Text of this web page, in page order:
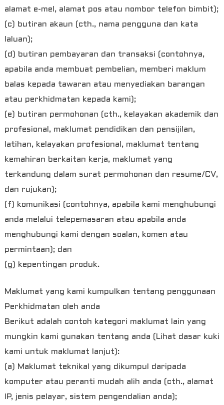
alamat e-mel, alamat pos atau nombor telefon bimbit);
(c) butiran akaun (cth., nama pengguna dan kata
laluan);
(d) butiran pembayaran dan transaksi (contohnya,
apabila anda membuat pembelian, memberi maklum
balas kepada tawaran atau menyediakan barangan
atau perkhidmatan kepada kami);
(e) butiran permohonan (cth., kelayakan akademik dan
profesional, maklumat pendidikan dan pensijilan,
latihan, kelayakan profesional, maklumat tentang
kemahiran berkaitan kerja, maklumat yang
terkandung dalam surat permohonan dan resume/CV,
dan rujukan);
(f) komunikasi (contohnya, apabila kami menghubungi
anda melalui telepemasaran atau apabila anda
menghubungi kami dengan soalan, komen atau
permintaan); dan
(g) kepentingan produk.
Maklumat yang kami kumpulkan tentang penggunaan
Perkhidmatan oleh anda
Berikut adalah contoh kategori maklumat lain yang
mungkin kami gunakan tentang anda (Lihat dasar kuki
kami untuk maklumat lanjut):
(a) Maklumat teknikal yang dikumpul daripada
komputer atau peranti mudah alih anda (cth., alamat
IP, jenis pelayar, sistem pengendalian anda);